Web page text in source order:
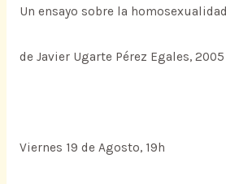
Un ensayo sobre la homosexualidad
de Javier Ugarte Pérez Egales, 2005
Viernes 19 de Agosto, 19h